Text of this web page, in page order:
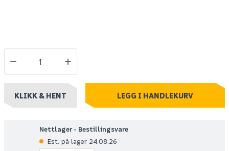
KLIKK & HENT LEGG I HANDLEKURV
Nettlager - Bestillingsvare
Est. på lager 24.08.26